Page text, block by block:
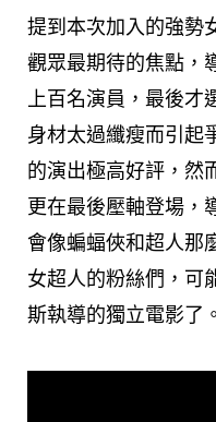
提到本次加入的強
觀眾最期待的焦點，
上百名演員，最後才
身材太過纖瘦而引起
的演出極高好評，然
更在最後壓軸登場，
會像蝙蝠俠和超人那
女超人的粉絲們，可
斯執導的獨立電影了。